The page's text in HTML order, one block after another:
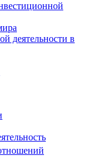
деятельности в